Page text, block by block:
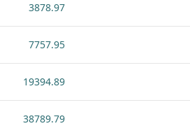
3878.97
7757.95
19394.89
38789.79